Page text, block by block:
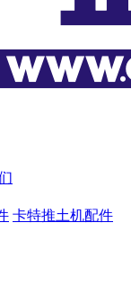
卡特推土机配件